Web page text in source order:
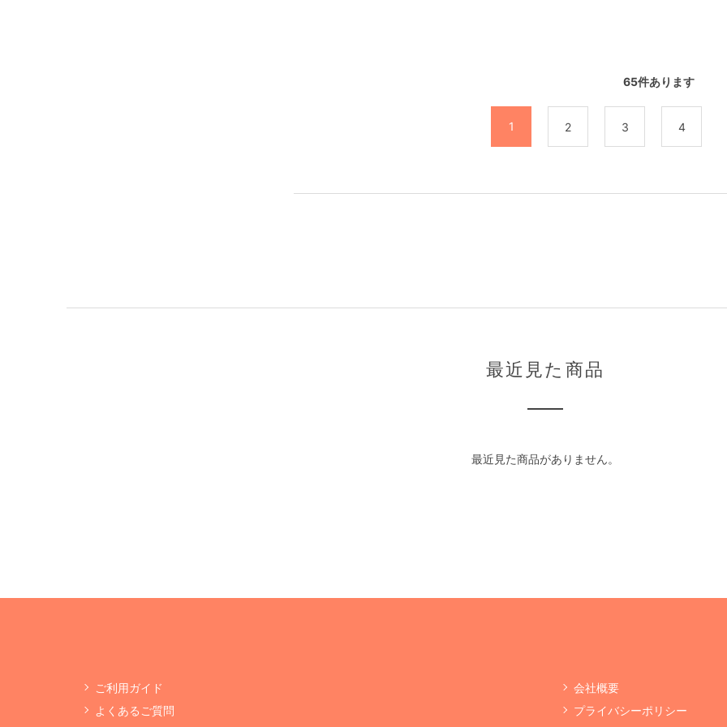
65件あります
1 2 3 4
最近見た商品
最近見た商品がありません。
ご利用ガイド
よくあるご質問
会社概要
プライバシーポリシー